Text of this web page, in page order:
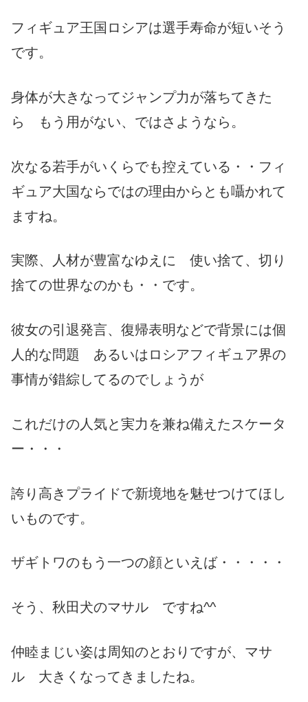
フィギュア王国ロシアは選手寿命が短いそう
です。
身体が大きなってジャンプ力が落ちてきた
ら もう用がない、ではさようなら。
次なる若手がいくらでも控えている・・フィ
ギュア大国ならではの理由からとも囁かれて
ますね。
実際、人材が豊富なゆえに 使い捨て、切り
捨ての世界なのかも・・です。
彼女の引退発言、復帰表明などで背景には個
人的な問題 あるいはロシアフィギュア界の
事情が錯綜してるのでしょうが
これだけの人気と実力を兼ね備えたスケータ
ー・・・
誇り高きプライドで新境地を魅せつけてほし
いものです。
ザギトワのもう一つの顔といえば・・・・・
そう、秋田犬のマサル ですね^^
仲睦まじい姿は周知のとおりですが、マサ
ル 大きくなってきましたね。